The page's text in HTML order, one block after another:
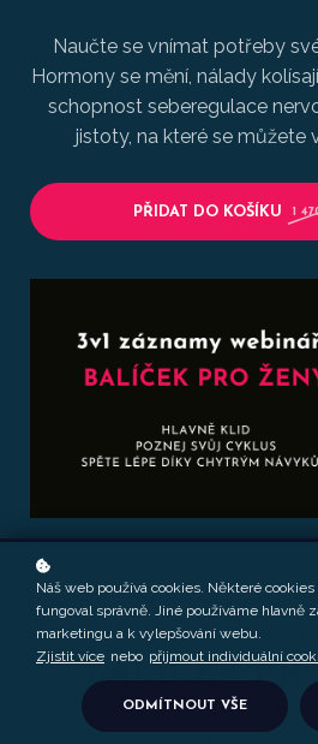
Naučte se vnímat potřeby
Hormony se mění, nálady
schopnost seberegulace
jistoty, na které se můžete
PŘIDAT DO KOŠÍKU 1
VÝHODNÝ
BALÍČEK
Dobrý spánek a kvalitní znalosti. Dva
Náš web používá cookies. Některé
fungoval správně. Jiné používáme hlavně
marketingu a k vylepšování webu.
Zjistit více nebo přijmout individuální
ODMÍTNOUT VŠE